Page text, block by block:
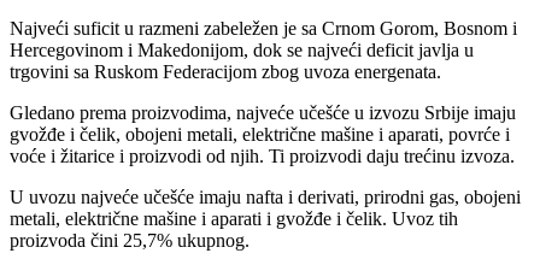
Najveći suficit u razmeni zabeležen je sa Crnom Gorom, Bosnom i
Hercegovinom i Makedonijom, dok se najveći deficit javlja u
trgovini sa Ruskom Federacijom zbog uvoza energenata.
Gledano prema proizvodima, najveće učešće u izvozu Srbije imaju
gvožđe i čelik, obojeni metali, električne mašine i aparati, povrće i
voće i žitarice i proizvodi od njih. Ti proizvodi daju trećinu izvoza.
U uvozu najveće učešće imaju nafta i derivati, prirodni gas, obojeni
metali, električne mašine i aparati i gvožđe i čelik. Uvoz tih
proizvoda čini 25,7% ukupnog.